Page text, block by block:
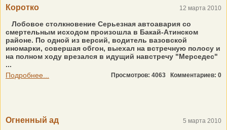
Коротко 12 марта 2010
Лобовое столкновение Серьезная автоавария со
смертельным исходом произошла в Бакай-Атинском
районе. По одной из версий, водитель вазовской
иномарки, совершая обгон, выехал на встречную полосу и
на полном ходу врезался в идущий навстречу "Мерседес"
...
Подробнее...
Просмотров: 4063 Комментариев: 0
Огненный ад 5 марта 2010